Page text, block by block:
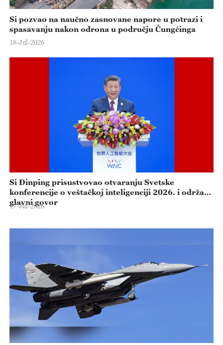
Si pozvao na naučno zasnovane napore u potrazi i
spasavanju nakon odrona u području Čungćinga
18-Jul-2026
Si Đinping prisustvovao otvaranju Svetske
konferencije o veštačkoj inteligenciji 2026. i održao
glavni govor
17-Jul-2026